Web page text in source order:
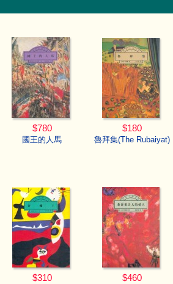
$780 $180
國王的人馬 魯拜集(The Rubaiyat)
$310 $460